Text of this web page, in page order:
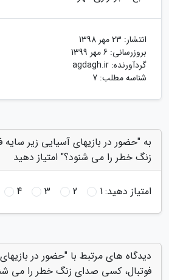
انتشار: 23 مهر 1398
بروزرسانی: 6 مهر 1399
گردآورنده: agdagh.ir
شناسه مطلب: 7
به "حضور در بازیهای آسیایی زیر
زنگ خطر را می شنود؟" امتیاز دهید
امتیاز دهید:1
2
3
4
دیدگاه های مرتبط با "حضور در
فوتبال، کسی صدای زنگ خطر را می